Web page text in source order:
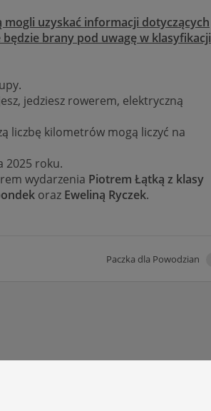
uzyskać informacji dotyczących
brany pod uwagę w klasyfikacji
jedziesz rowerem, elektryczną
liczbę kilometrów mogą liczyć na
2025 roku.
wydarzenia Piotrem Łątką z klasy
oraz Eweliną Ryczek.
Paczka dla Powodzian